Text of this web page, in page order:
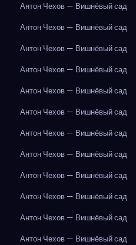
Антон Чехов — Вишнёвый сад
Антон Чехов — Вишнёвый сад
Антон Чехов — Вишнёвый сад
Антон Чехов — Вишнёвый сад
Антон Чехов — Вишнёвый сад
Антон Чехов — Вишнёвый сад
Антон Чехов — Вишнёвый сад
Антон Чехов — Вишнёвый сад
Антон Чехов — Вишнёвый сад
Антон Чехов — Вишнёвый сад
Антон Чехов — Вишнёвый сад
Антон Чехов — Вишнёвый сад